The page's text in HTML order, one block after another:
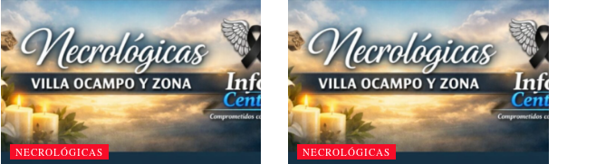
NECROLÓGICAS NECROLÓGICAS